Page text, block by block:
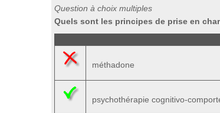
Question à choix multiples
Quels sont les principes de prise en
méthadone
psychothérapie cognitivo-